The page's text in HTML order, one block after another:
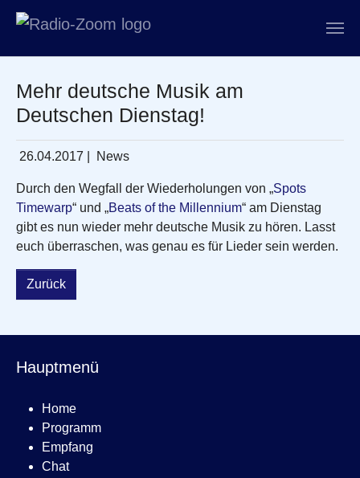
Mehr deutsche Musik am
Deutschen Dienstag!
26.04.2017 News
Durch den Wegfall der Wiederholungen von „Spots
Timewarp“ und „Beats of the Millennium“ am Dienstag
gibt es nun wieder mehr deutsche Musik zu hören. Lasst
euch überraschen, was genau es für Lieder sein werden.
Zurück
Hauptmenü
Home
Programm
Empfang
Chat